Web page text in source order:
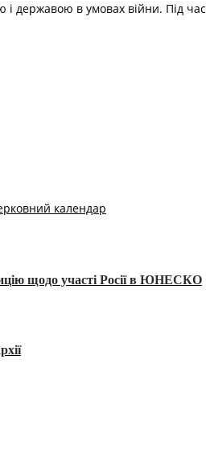
державою в умовах війни. Під час
календар
щодо участі Росії в ЮНЕСКО